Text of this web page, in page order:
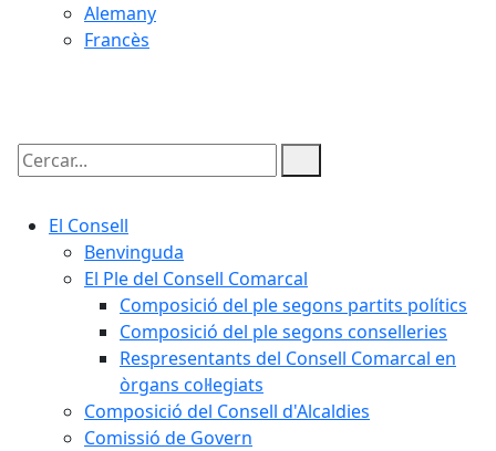
Alemany
Francès
Cercar:
El Consell
Benvinguda
El Ple del Consell Comarcal
Composició del ple segons partits polítics
Composició del ple segons conselleries
Respresentants del Consell Comarcal en
òrgans col·legiats
Composició del Consell d'Alcaldies
Comissió de Govern